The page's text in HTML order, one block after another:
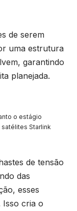
de serem
uma estrutura
garantindo
planejada.
o estágio
Starlink
de tensão
das
esses
Isso cria o